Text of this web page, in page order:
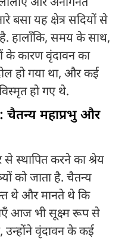
बसा यह क्षेत्र सदियों से
हालाँकि, समय के साथ,
के कारण वृंदावन का
हो गया था, और कई
हो गए थे.
महाप्रभु और
स्थापित करने का श्रेय
को जाता है. चैतन्य
थे और मानते थे कि
आज भी सूक्ष्म रूप से
उन्होंने वृंदावन के कई